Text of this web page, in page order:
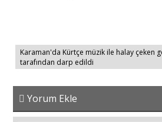
Karaman'da Kürtçe müzik ile halay çeken
tarafından darp edildi
Yorum Ekle